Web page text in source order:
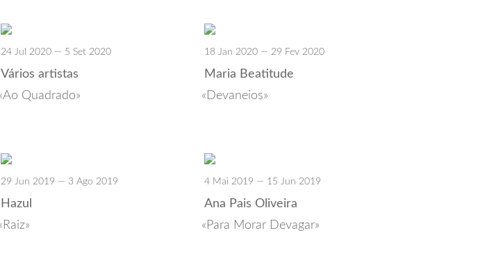
24 Jul 2020 — 5 Set 2020
Vários artistas
Ao Quadrado
18 Jan 2020 — 29 Fev 2020
Maria Beatitude
Devaneios
29 Jun 2019 — 3 Ago 2019
Hazul
Raiz
4 Mai 2019 — 15 Jun 2019
Ana Pais Oliveira
Para Morar Devagar